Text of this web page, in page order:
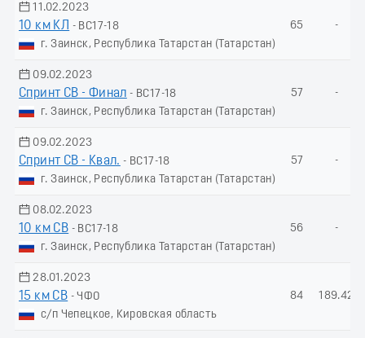
11.02.2023
10 км КЛ
- ВС17-18
г. Заинск, Республика Татарстан (Татарстан)
65 -
09.02.2023
Спринт СВ - Финал - ВС17-18
г. Заинск, Республика Татарстан (Татарстан)
57 -
09.02.2023
Спринт СВ - Квал. - ВС17-18
г. Заинск, Республика Татарстан (Татарстан)
57 -
08.02.2023
10 км СВ - ВС17-18
г. Заинск, Республика Татарстан (Татарстан)
56 -
28.01.2023
15 км СВ - ЧФО
с/п Чепецкое, Кировская область
84 189.42